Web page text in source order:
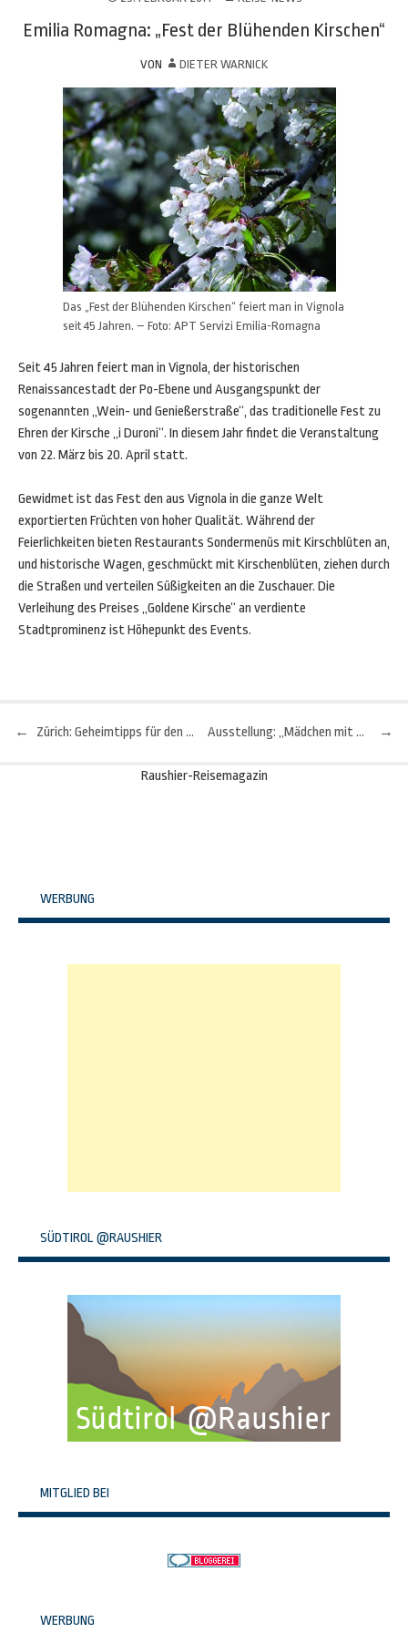
Emilia Romagna: „Fest der Blühenden Kirschen“
VON DIETER WARNICK
Das „Fest der Blühenden Kirschen“ feiert man in Vignola
seit 45 Jahren. – Foto: APT Servizi Emilia-Romagna
Seit 45 Jahren feiert man in Vignola, der historischen
Renaissancestadt der Po-Ebene und Ausgangspunkt der
sogenannten „Wein- und Genießerstraße“, das traditionelle Fest zu
Ehren der Kirsche „i Duroni“. In diesem Jahr findet die Veranstaltung
von 22. März bis 20. April statt.
Gewidmet ist das Fest den aus Vignola in die ganze Welt
exportierten Früchten von hoher Qualität. Während der
Feierlichkeiten bieten Restaurants Sondermenüs mit Kirschblüten an,
und historische Wagen, geschmückt mit Kirschenblüten, ziehen durch
die Straßen und verteilen Süßigkeiten an die Zuschauer. Die
Verleihung des Preises „Goldene Kirsche“ an verdiente
Stadtprominenz ist Höhepunkt des Events.
Beitragsnavigation
← Zürich: Geheimtipps für den schmalen Geldbeutel →
Ausstellung: „Mädchen mit dem Perlenohrring“ in Bologna
Raushier-Reisemagazin
WERBUNG
SÜDTIROL @RAUSHIER
MITGLIED BEI
WERBUNG